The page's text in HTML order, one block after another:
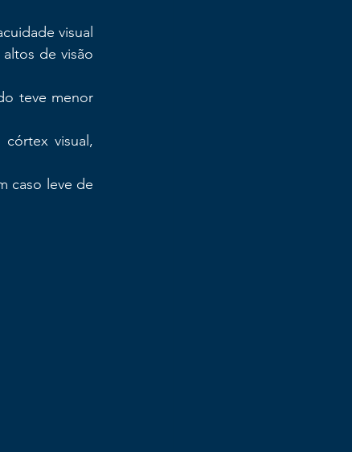
visual
de visão
teve menor
visual,
caso leve de